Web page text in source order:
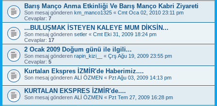
Barış Manço Anma Etkinliği Ve Barış Manço Kabri Ziyareti
Son mesaj gönderen km_manco1325 « Cmt Oca 02, 2010 23:11 pm
Cevaplar: 7
...BULUŞMAK İSTEYEN KALEYE MUM DİKSİN...
Son mesaj gönderen setler « Cmt Eki 31, 2009 18:24 pm
Cevaplar: 17
2 Ocak 2009 Doğum günü ile ilgili...
Son mesaj gönderen rapin_kizi__ « Çrş Ağu 19, 2009 23:55 pm
Cevaplar: 5
Kurtalan Ekspres İZMİR'de Haberimiz....
Son mesaj gönderen ALİ ÖZMEN « Pzt Ağu 03, 2009 14:13 pm
KURTALAN EKSPRES İZMİR'de....
Son mesaj gönderen ALİ ÖZMEN « Pzt Tem 27, 2009 16:28 pm